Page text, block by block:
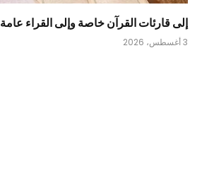
إلى قارئات القرآن خاصة وإلى القراء عامة
3 أغسطس، 2026